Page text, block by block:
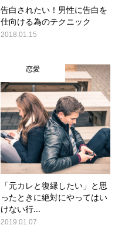
告白されたい！男性に告白を
仕向ける為のテクニック
2018.01.15
恋愛
「元カレと復縁したい」と思
ったときに絶対にやってはい
けない行...
2019.01.07